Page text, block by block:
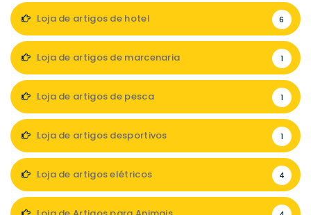
Loja de artigos de hotel 6
Loja de artigos de marcenaria 1
Loja de artigos de pesca 1
Loja de artigos desportivos 1
Loja de artigos elétricos 4